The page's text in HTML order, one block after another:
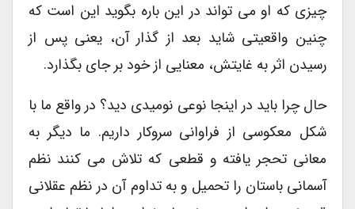
چیزی که او می تواند در این باره بگوید این است که
چنین واقعیتی شاید بعد از گذار آن، یعنی پس از
رسیدن اثر به غایتش، معنایی از خود بر جای بگذارد.
حال چرا باید در اینجا نوعی نومیدی دید؟ در واقع ما با
شکل معکوسی از فراوانی سروکار داریم. ما دیگر به
معانی تحجر یافته و قطعی که تلاش می کنند نظم
آسمانی باستان را تحمیل و به تداوم آن در نظم عقلانی